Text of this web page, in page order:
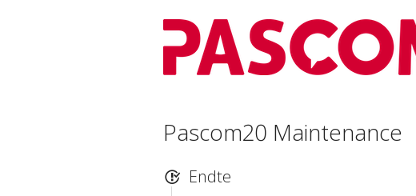
Pascom20 Maintenance
Endte